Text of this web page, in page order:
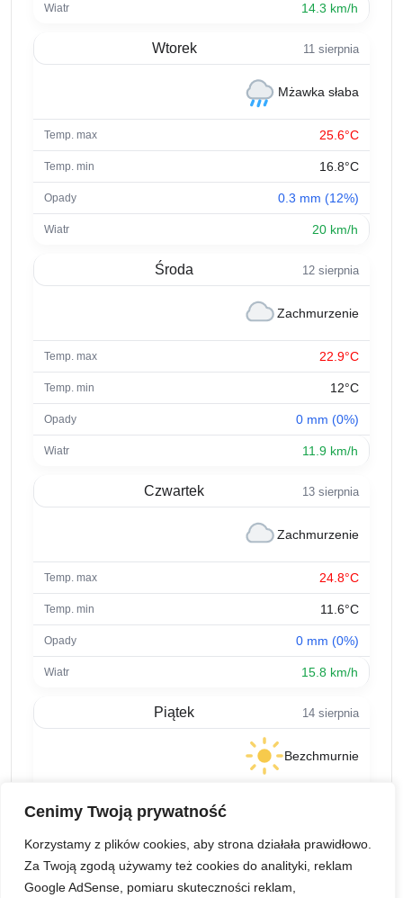
Cenimy Twoją prywatność
Korzystamy z plików cookies, aby strona działała prawidłowo.
Za Twoją zgodą używamy też cookies do analityki, reklam
Google AdSense, pomiaru skuteczności reklam,
14.3 km/h
Wtorek 11 sierpnia
Mżawka słaba
25.6°C
16.8°C
0.3 mm (12%)
20 km/h
Środa 12 sierpnia
Zachmurzenie
22.9°C
12°C
0 mm (0%)
11.9 km/h
Czwartek 13 sierpnia
Zachmurzenie
24.8°C
11.6°C
0 mm (0%)
15.8 km/h
Piątek 14 sierpnia
Bezchmurnie
0 mm (0%)